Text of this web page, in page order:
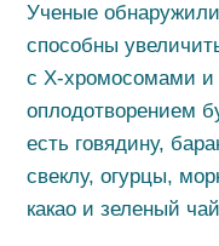
Ученые
способны
с Х-хромосомами и
оплодотворением
есть говядину,
свеклу, огурцы,
какао и зеленый